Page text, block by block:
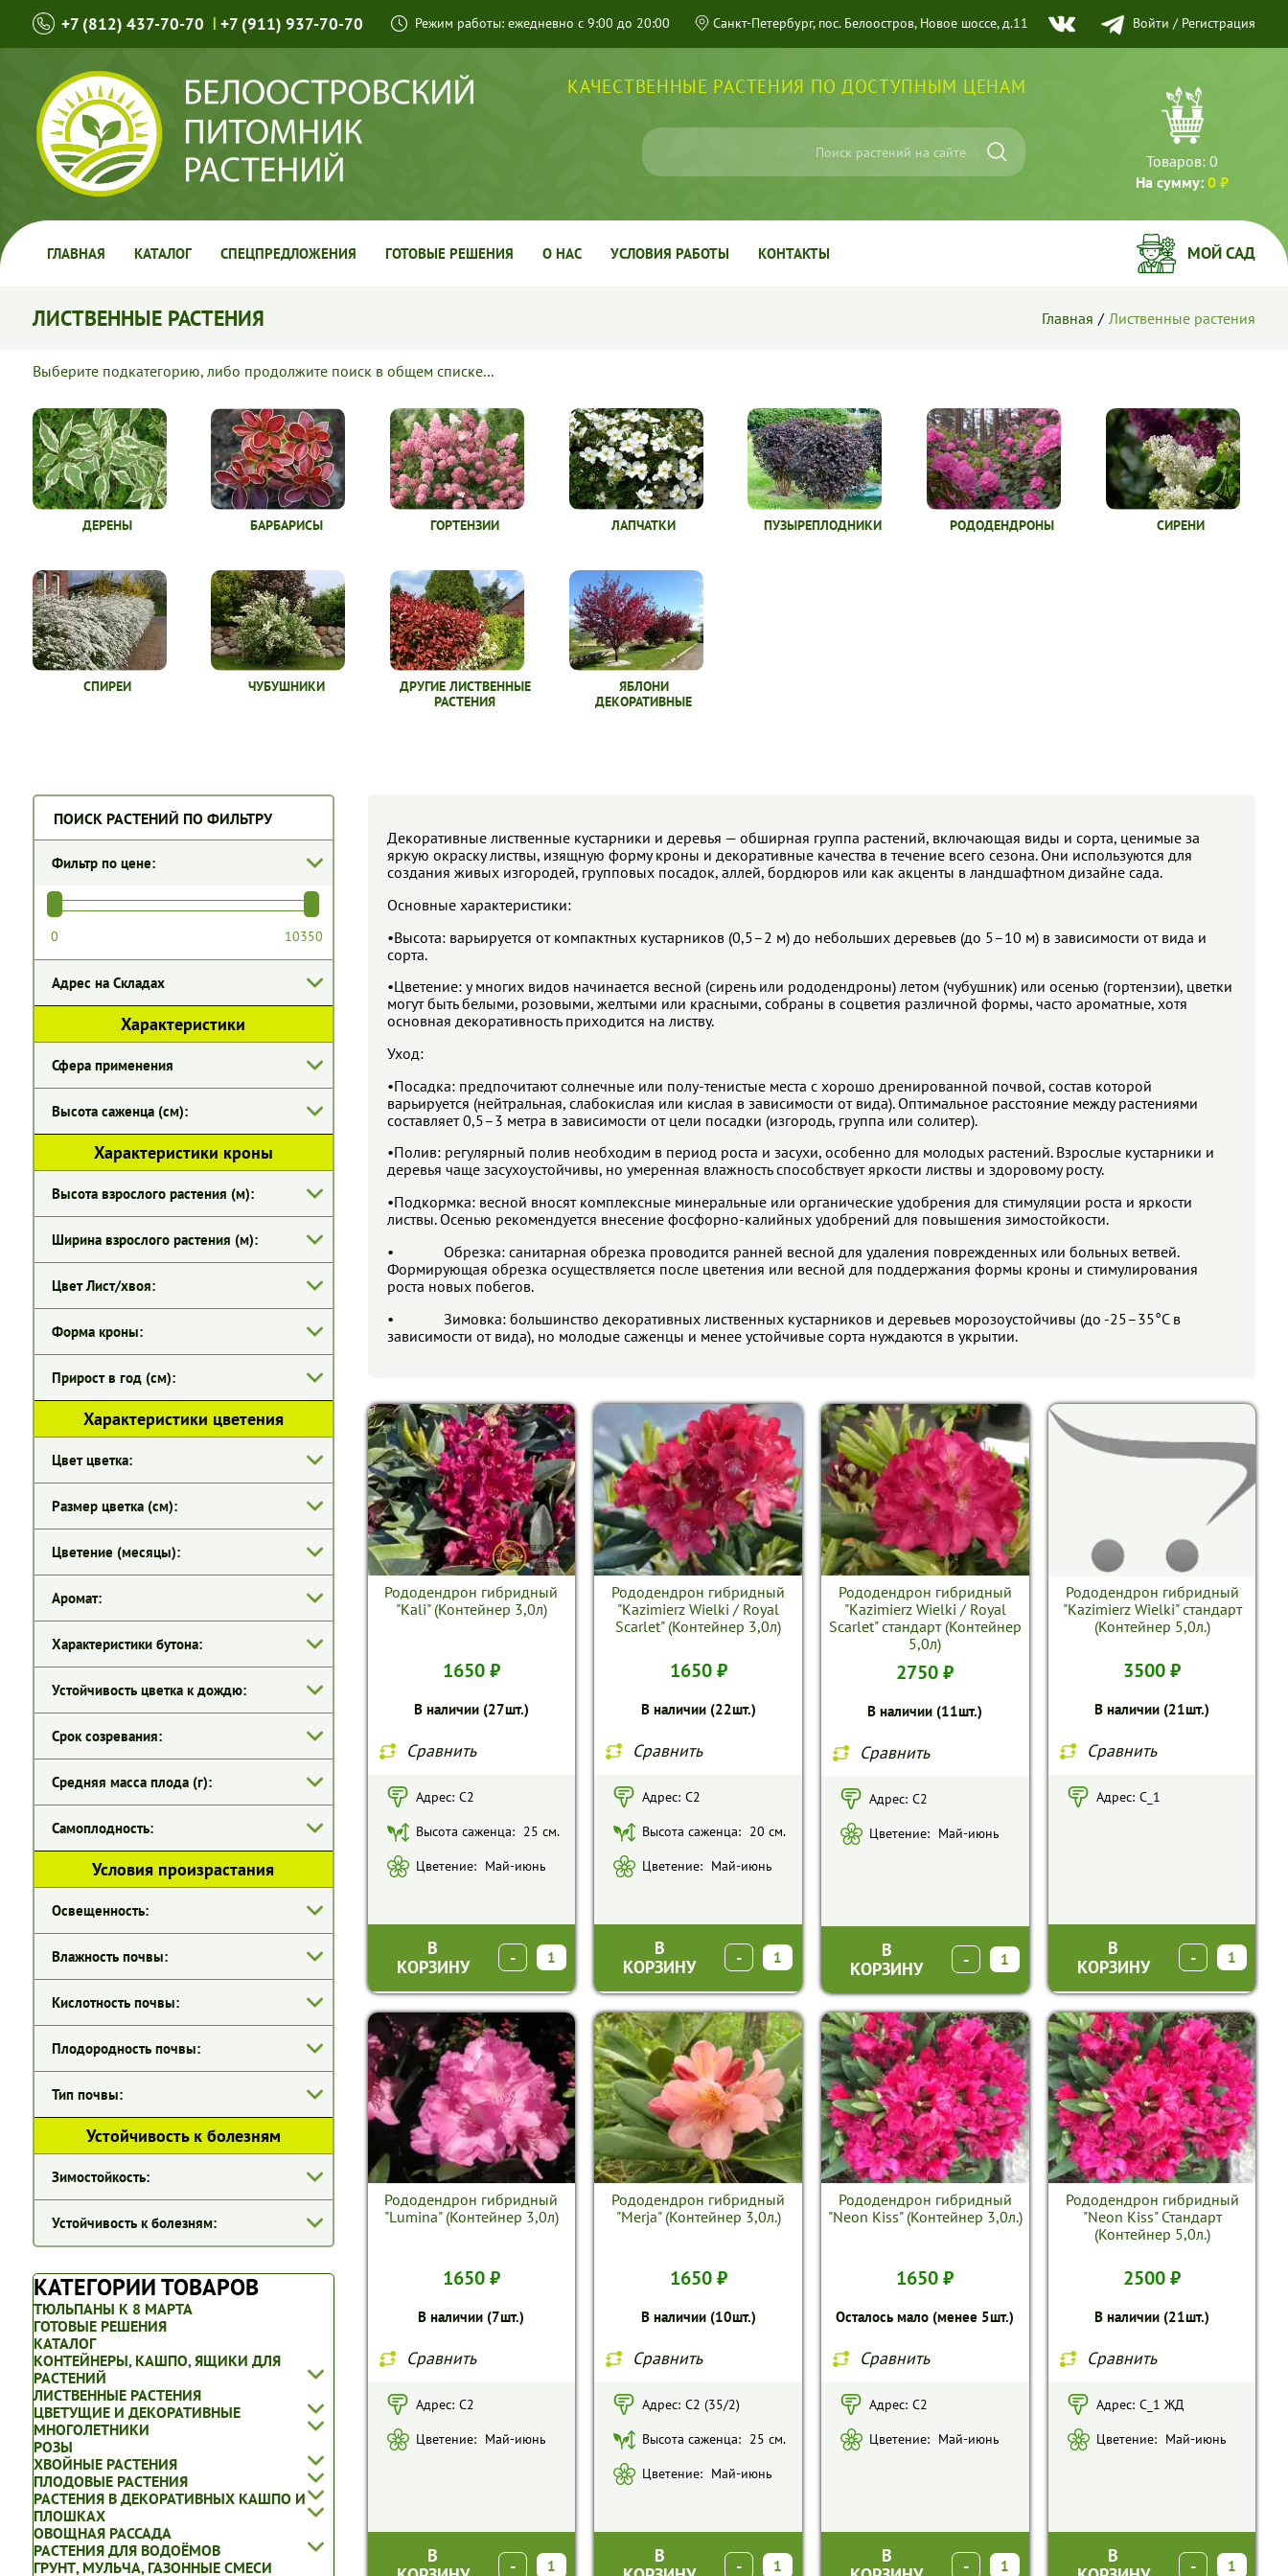
+7 (812) 437-70-70 | +7 (911) 937-70-70 Режим работы: ежедневно с 9:00 до 20:00 Санкт-Петербург, пос. Белоостров, Новое шоссе, д.11 Войти / Регистрация
КАЧЕСТВЕННЫЕ РАСТЕНИЯ ПО ДОСТУПНЫМ ЦЕНАМ
Товаров: 0
На сумму: 0 ₽
ГЛАВНАЯ КАТАЛОГ СПЕЦПРЕДЛОЖЕНИЯ ГОТОВЫЕ РЕШЕНИЯ О НАС УСЛОВИЯ РАБОТЫ КОНТАКТЫ МОЙ САД
ЛИСТВЕННЫЕ РАСТЕНИЯ Главная Лиственные растения
Выберите подкатегорию, либо продолжите поиск в общем списке...
ДЕРЕНЫ БАРБАРИСЫ ГОРТЕНЗИИ ЛАПЧАТКИ ПУЗЫРЕПЛОДНИКИ РОДОДЕНДРОНЫ СИРЕНИ
СПИРЕИ ЧУБУШНИКИ
ДРУГИЕ ЛИСТВЕННЫЕ
РАСТЕНИЯ
ЯБЛОНИ
ДЕКОРАТИВНЫЕ
ПОИСК РАСТЕНИЙ ПО ФИЛЬТРУ
Фильтр по цене:
Адрес на Складах
Характеристики
Сфера применения
Высота саженца (см):
Характеристики кроны
Высота взрослого растения (м):
Ширина взрослого растения (м):
Цвет Лист/хвоя:
Форма кроны:
Прирост в год (см):
Характеристики цветения
Цвет цветка:
Размер цветка (см):
Цветение (месяцы):
Аромат:
Характеристики бутона:
Устойчивость цветка к дождю:
Срок созревания:
Средняя масса плода (г):
Самоплодность:
Условия произрастания
Освещенность:
Влажность почвы:
Кислотность почвы:
Плодородность почвы:
Тип почвы:
Устойчивость к болезням
Зимостойкость:
Устойчивость к болезням:
КАТЕГОРИИ ТОВАРОВ
ТЮЛЬПАНЫ К 8 МАРТА
ГОТОВЫЕ РЕШЕНИЯ
КАТАЛОГ
КОНТЕЙНЕРЫ, КАШПО, ЯЩИКИ ДЛЯ
РАСТЕНИЙ
ДЕКОРАТИВНЫЕ КОНТЕЙНЕРЫ И ЯЩИКИ
ДЕРЕВЯННЫЕ ДЕКОРАТИВНЫЕ ЯЩИКИ
САДОВЫЙ ДЕКОР
ЛИСТВЕННЫЕ РАСТЕНИЯ
ДЕРЕНЫ
БАРБАРИСЫ
ГОРТЕНЗИИ
ЛАПЧАТКИ
ПУЗЫРЕПЛОДНИКИ
ЦВЕТУЩИЕ И ДЕКОРАТИВНЫЕ
МНОГОЛЕТНИКИ
ВЕРОНИКИ
ГОТОВЫЕ РЕШЕНИЯ
ЖИВУЧКИ
КЛЕМАТИСЫ
РОЗЫ
ДРУГИЕ РОЗЫ
КОРНЕСОБСТВЕННЫЕ
МУСКУСНЫЕ
ХВОЙНЫЕ РАСТЕНИЯ
ПИХТЫ
ХВОЙНЫЕ КРУПНОМЕРЫ В КОМАХ
ЕЛИ
ПЛОДОВЫЕ РАСТЕНИЯ
АБРИКОСЫ
АЛЫЧА
РАСТЕНИЯ В ДЕКОРАТИВНЫХ КАШПО И
ПЛОШКАХ
БАКОПЫ
ОВОЩНАЯ РАССАДА
ДРУГИЕ ОВОЩИ
РАСТЕНИЯ ДЛЯ ВОДОЁМОВ
ГРУНТ, МУЛЬЧА, ГАЗОННЫЕ СМЕСИ
Декоративные лиственные кустарники и деревья — обширная группа растений, включающая виды и сорта, ценимые за
яркую окраску листвы, изящную форму кроны и декоративные качества в течение всего сезона. Они используются для
создания живых изгородей, групповых посадок, аллей, бордюров или как акценты в ландшафтном дизайне сада.
Основные характеристики:
•Высота: варьируется от компактных кустарников (0,5–2 м) до небольших деревьев (до 5–10 м) в зависимости от вида и
сорта.
•Цветение: у многих видов начинается весной (сирень или рододендроны) летом (чубушник) или осенью (гортензии), цветки
могут быть белыми, розовыми, желтыми или красными, собраны в соцветия различной формы, часто ароматные, хотя
основная декоративность приходится на листву.
Уход:
•Посадка: предпочитают солнечные или полу-тенистые места с хорошо дренированной почвой, состав которой
варьируется (нейтральная, слабокислая или кислая в зависимости от вида). Оптимальное расстояние между растениями
составляет 0,5–3 метра в зависимости от цели посадки (изгородь, группа или солитер).
•Полив: регулярный полив необходим в период роста и засухи, особенно для молодых растений. Взрослые кустарники и
деревья чаще засухоустойчивы, но умеренная влажность способствует яркости листвы и здоровому росту.
•Подкормка: весной вносят комплексные минеральные или органические удобрения для стимуляции роста и яркости
листвы. Осенью рекомендуется внесение фосфорно-калийных удобрений для повышения зимостойкости.
• Обрезка: санитарная обрезка проводится ранней весной для удаления поврежденных или больных ветвей.
Формирующая обрезка осуществляется после цветения или весной для поддержания формы кроны и стимулирования
роста новых побегов.
• Зимовка: большинство декоративных лиственных кустарников и деревьев морозоустойчивы (до -25–35°C в
зависимости от вида), но молодые саженцы и менее устойчивые сорта нуждаются в укрытии.
Рододендрон гибридный
"Kali" (Контейнер 3,0л)
1650 ₽
В наличии (27шт.)
Сравнить
Адрес: С2
Высота саженца: 25 см.
Цветение: Май-июнь
В
КОРЗИНУ
-
Рододендрон гибридный
"Kazimierz Wielki / Royal
Scarlet" (Контейнер 3,0л)
1650 ₽
В наличии (22шт.)
Сравнить
Адрес: С2
Высота саженца: 20 см.
Цветение: Май-июнь
В
КОРЗИНУ
-
Рододендрон гибридный
"Kazimierz Wielki / Royal
Scarlet" стандарт (Контейнер
5,0л)
2750 ₽
В наличии (11шт.)
Сравнить
Адрес: С2
Цветение: Май-июнь
В
КОРЗИНУ
-
Рододендрон гибридный
"Kazimierz Wielki" стандарт
(Контейнер 5,0л.)
3500 ₽
В наличии (21шт.)
Сравнить
Адрес: С_1
В
КОРЗИНУ
-
Рододендрон гибридный
"Lumina" (Контейнер 3,0л)
1650 ₽
В наличии (7шт.)
Сравнить
Адрес: С2
Цветение: Май-июнь
В
-
Рододендрон гибридный
"Merja" (Контейнер 3,0л.)
1650 ₽
В наличии (10шт.)
Сравнить
Адрес: С2 (35/2)
Высота саженца: 25 см.
Цветение: Май-июнь
В
-
Рододендрон гибридный
"Neon Kiss" (Контейнер 3,0л.)
1650 ₽
Осталось мало (менее 5шт.)
Сравнить
Адрес: С2
Цветение: Май-июнь
В
-
Рододендрон гибридный
"Neon Kiss" Стандарт
(Контейнер 5,0л.)
2500 ₽
В наличии (21шт.)
Сравнить
Адрес: С_1 ЖД
Цветение: Май-июнь
В
-